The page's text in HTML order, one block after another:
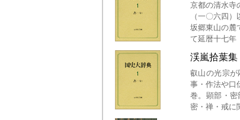
京都の清水寺
（一〇六四
坂郷東山の麓
て延暦十七年
渓嵐拾葉集
叡山の光宗
事・作法や口
巻。顕部・密
密・禅・戒に